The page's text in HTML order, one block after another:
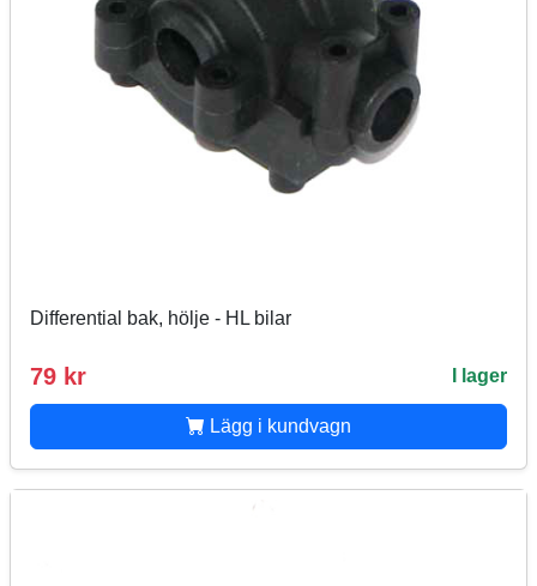
Differential bak, hölje - HL bilar
79 kr I lager
Lägg i kundvagn